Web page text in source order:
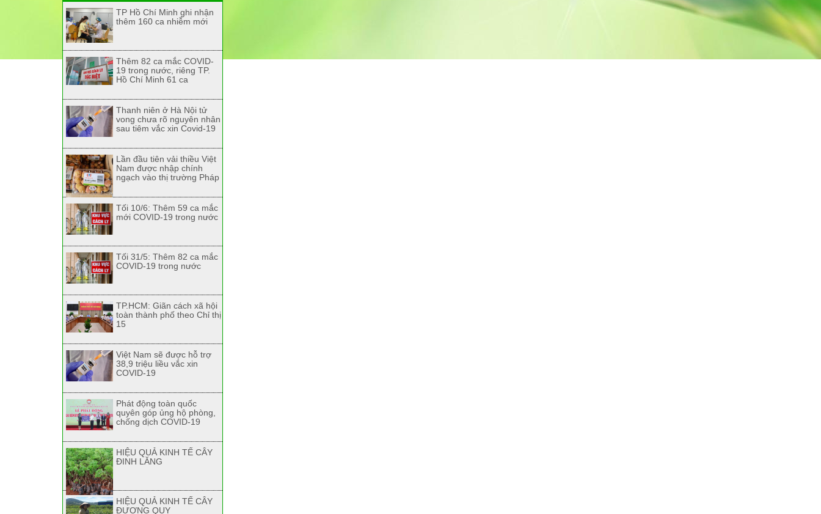
TP Hồ Chí Minh ghi nhận
thêm 160 ca nhiễm mới
Thêm 82 ca mắc COVID-
19 trong nước, riêng TP.
Hồ Chí Minh 61 ca
Thanh niên ở Hà Nội tử
vong chưa rõ nguyên nhân
sau tiêm vắc xin Covid-19
Lần đầu tiên vải thiều Việt
Nam được nhập chính
ngạch vào thị trường Pháp
Tối 10/6: Thêm 59 ca mắc
mới COVID-19 trong nước
Tối 31/5: Thêm 82 ca mắc
COVID-19 trong nước
TP.HCM: Giãn cách xã hội
toàn thành phố theo Chỉ thị
15
Việt Nam sẽ được hỗ trợ
38,9 triệu liều vắc xin
COVID-19
Phát động toàn quốc
quyên góp ủng hộ phòng,
chống dịch COVID-19
HIỆU QUẢ KINH TẾ CÂY
ĐINH LĂNG
HIỆU QUẢ KINH TẾ CÂY
ĐƯƠNG QUY